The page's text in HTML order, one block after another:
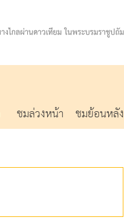
ชมล่วงหน้า ชมย้อนหลัง